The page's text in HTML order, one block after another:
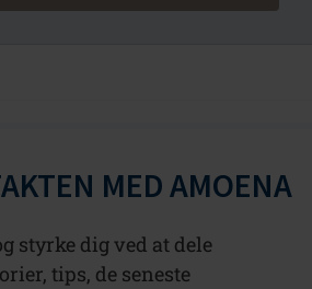
MED AMOENA
styrke dig ved at dele
tips, de seneste